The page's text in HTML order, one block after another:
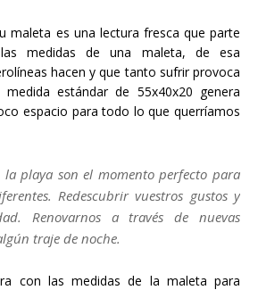
maleta es una lectura fresca que parte
medidas de una maleta, de esa
hacen y que tanto sufrir provoca
estándar de 55x40x20 genera
espacio para todo lo que querríamos
la playa son el momento perfecto para
Redescubrir vuestros gustos y
Renovarnos a través de nuevas
traje de noche.
con las medidas de la maleta para